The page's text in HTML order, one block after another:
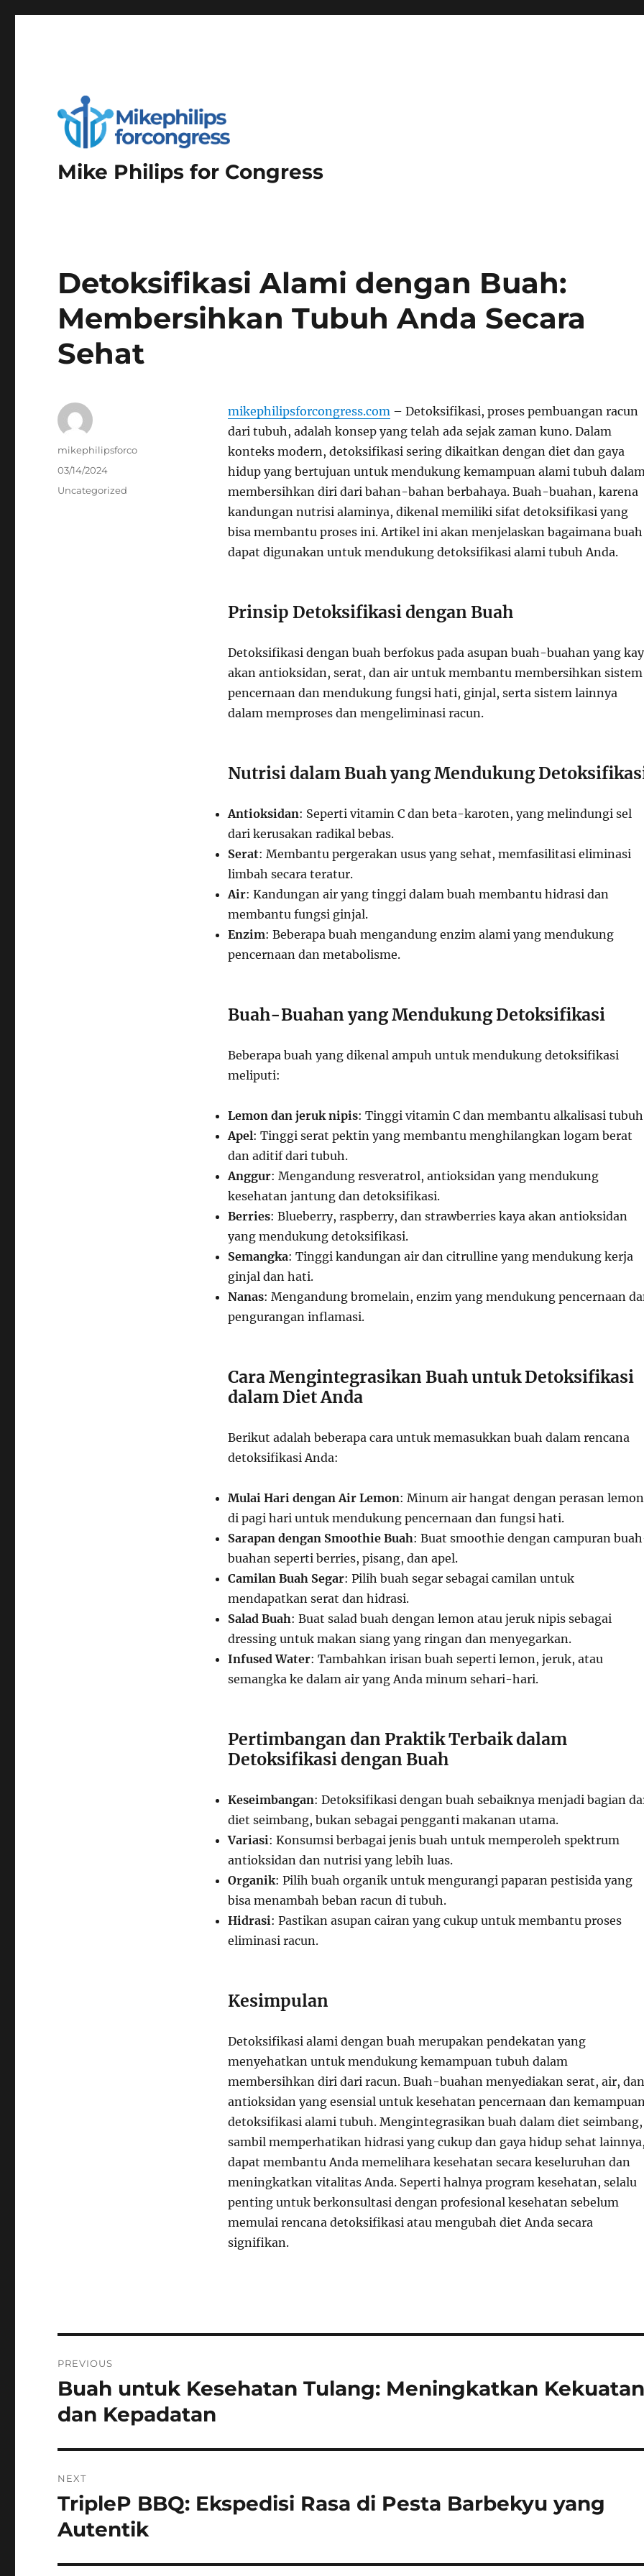
Mike Philips for Congress
Detoksifikasi Alami dengan Buah:
Membersihkan Tubuh Anda Secara
Sehat
mikephilipsforcongress.com– Detoksifikasi, proses pembuangan racun
dari tubuh, adalah konsep yang telah ada sejak zaman kuno. Dalam
konteks modern, detoksifikasi sering dikaitkan dengan diet dan gaya
hidup yang bertujuan untuk mendukung kemampuan alami tubuh
membersihkan diri dari bahan-bahan berbahaya. Buah-buahan, karena
kandungan nutrisi alaminya, dikenal memiliki sifat detoksifikasi yang
bisa membantu proses ini. Artikel ini akan menjelaskan bagaimana buah
dapat digunakan untuk mendukung detoksifikasi alami tubuh Anda.
Prinsip Detoksifikasi dengan Buah
Detoksifikasi dengan buah berfokus pada asupan buah-buahan yang
akan antioksidan, serat, dan air untuk membantu membersihkan sistem
pencernaan dan mendukung fungsi hati, ginjal, serta sistem lainnya
dalam memproses dan mengeliminasi racun.
Nutrisi dalam Buah yang Mendukung
Antioksidan: Seperti vitamin C dan beta-karoten, yang melindungi sel
dari kerusakan radikal bebas.
Serat: Membantu pergerakan usus yang sehat, memfasilitasi eliminasi
limbah secara teratur.
Air: Kandungan air yang tinggi dalam buah membantu hidrasi dan
membantu fungsi ginjal.
Enzim: Beberapa buah mengandung enzim alami yang mendukung
pencernaan dan metabolisme.
Buah-Buahan yang Mendukung Detoksifikasi
Beberapa buah yang dikenal ampuh untuk mendukung detoksifikasi
meliputi:
Lemon dan jeruk nipis: Tinggi vitamin C dan membantu alkalisasi
Apel: Tinggi serat pektin yang membantu menghilangkan logam berat
dan aditif dari tubuh.
Anggur: Mengandung resveratrol, antioksidan yang mendukung
kesehatan jantung dan detoksifikasi.
Berries: Blueberry, raspberry, dan strawberries kaya akan antioksidan
yang mendukung detoksifikasi.
Semangka: Tinggi kandungan air dan citrulline yang mendukung kerja
ginjal dan hati.
Nanas: Mengandung bromelain, enzim yang mendukung pencernaan
pengurangan inflamasi.
Cara Mengintegrasikan Buah untuk Detoksifikasi
dalam Diet Anda
Berikut adalah beberapa cara untuk memasukkan buah dalam rencana
detoksifikasi Anda:
Mulai Hari dengan Air Lemon: Minum air hangat dengan perasan lemon
di pagi hari untuk mendukung pencernaan dan fungsi hati.
Sarapan dengan Smoothie Buah: Buat smoothie dengan campuran
buahan seperti berries, pisang, dan apel.
Camilan Buah Segar: Pilih buah segar sebagai camilan untuk
mendapatkan serat dan hidrasi.
Salad Buah: Buat salad buah dengan lemon atau jeruk nipis sebagai
dressing untuk makan siang yang ringan dan menyegarkan.
Infused Water: Tambahkan irisan buah seperti lemon, jeruk, atau
semangka ke dalam air yang Anda minum sehari-hari.
Pertimbangan dan Praktik Terbaik dalam
Detoksifikasi dengan Buah
Keseimbangan: Detoksifikasi dengan buah sebaiknya menjadi bagian
diet seimbang, bukan sebagai pengganti makanan utama.
Variasi: Konsumsi berbagai jenis buah untuk memperoleh spektrum
antioksidan dan nutrisi yang lebih luas.
Organik: Pilih buah organik untuk mengurangi paparan pestisida yang
bisa menambah beban racun di tubuh.
Hidrasi: Pastikan asupan cairan yang cukup untuk membantu proses
eliminasi racun.
Kesimpulan
Detoksifikasi alami dengan buah merupakan pendekatan yang
menyehatkan untuk mendukung kemampuan tubuh dalam
membersihkan diri dari racun. Buah-buahan menyediakan serat, air, dan
antioksidan yang esensial untuk kesehatan pencernaan dan
detoksifikasi alami tubuh. Mengintegrasikan buah dalam diet seimbang,
sambil memperhatikan hidrasi yang cukup dan gaya hidup sehat
dapat membantu Anda memelihara kesehatan secara keseluruhan dan
meningkatkan vitalitas Anda. Seperti halnya program kesehatan, selalu
penting untuk berkonsultasi dengan profesional kesehatan sebelum
memulai rencana detoksifikasi atau mengubah diet Anda secara
signifikan.
Author
mikephilipsforco
Posted
03/14/2024
Categories
Uncategorized
pos
PREVIOUS
Previous
post:
Buah untuk Kesehatan Tulang: Meningkatkan
dan Kepadatan
NEXT
Next
post:
TripleP BBQ: Ekspedisi Rasa di Pesta Barbekyu yang
Autentik